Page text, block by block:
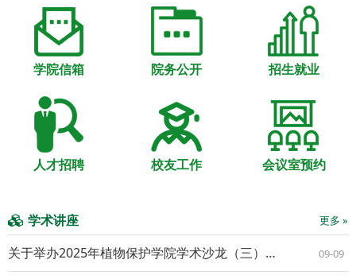
学院信箱 院务公开 招生就业
人才招聘 校友工作 会议室预约
学术讲座 更多 »
关于举办2025年植物保护学院学术沙龙（三）的通知 09-09